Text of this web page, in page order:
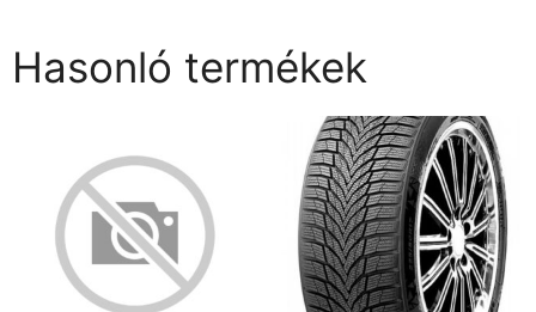
Hasonló termékek